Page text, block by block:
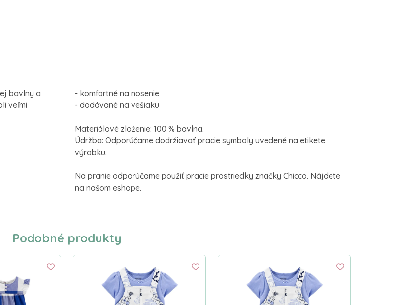
bavlny a
veľmi
- komfortné na nosenie
- dodávané na vešiaku
Materiálové zloženie: 100 % bavlna.
Údržba: Odporúčame dodržiavať pracie symboly uvedené na etikete
výrobku.
Na pranie odporúčame použiť pracie prostriedky značky Chicco. Nájdete
na našom eshope.
Podobné produkty